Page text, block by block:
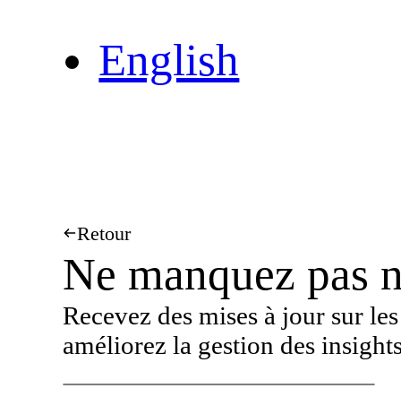
English
Retour
Ne manquez pas
Recevez des mises à jour sur
améliorez la gestion des